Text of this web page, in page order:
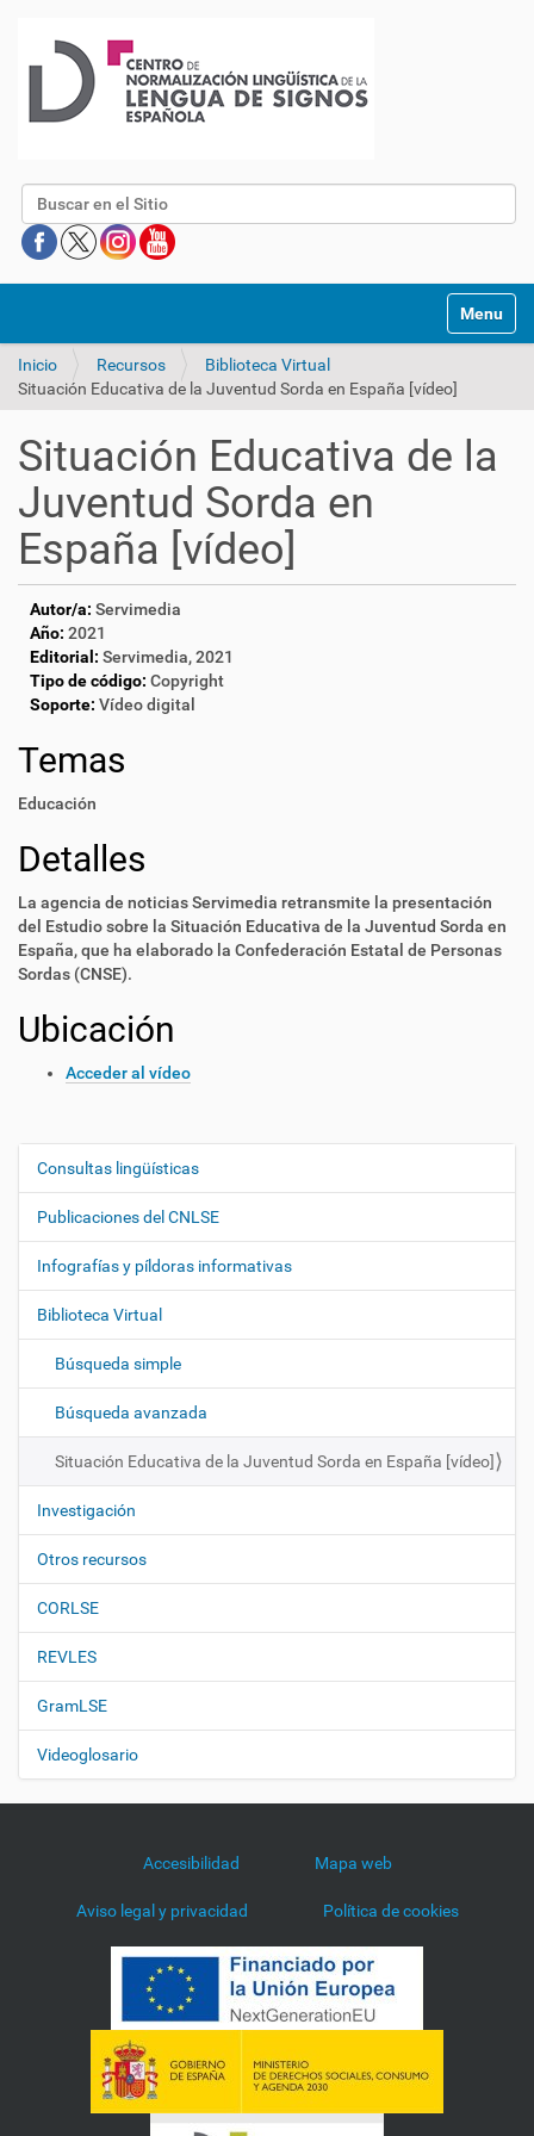
Buscar
Mostrar/
Inicio Recursos
Biblioteca Virtual
Situación Educativa de la Juventud Sorda en España [vídeo]
Situación Educativa de la
Juventud Sorda en
España [vídeo]
Autor/a: Servimedia
Año: 2021
Editorial: Servimedia, 2021
Tipo de código: Copyright
Soporte: Vídeo digital
Temas
Educación
Detalles
La agencia de noticias Servimedia retransmite la presentación
del Estudio sobre la Situación Educativa de la Juventud Sorda en
España, que ha elaborado la Confederación Estatal de Personas
Sordas (CNSE).
Ubicación
Acceder al vídeo
N
e
g
a
i
n
Consultas lingüísticas
Publicaciones del CNLSE
Infografías y píldoras informativas
Biblioteca Virtual
Búsqueda simple
Búsqueda avanzada
Situación Educativa de la Juventud Sorda en España [vídeo]
Investigación
Otros recursos
CORLSE
REVLES
GramLSE
Videoglosario
Accesibilidad Mapa web
Aviso legal y privacidad Política de cookies